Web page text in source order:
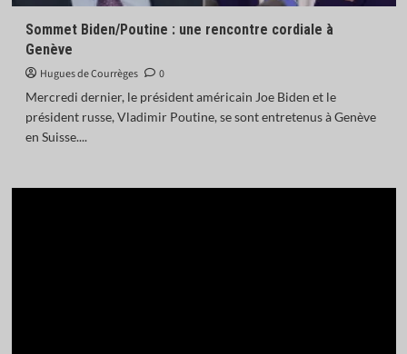
Sommet Biden/Poutine : une rencontre cordiale à
Genève
Hugues de Courrèges
0
Mercredi dernier, le président américain Joe Biden et le
président russe, Vladimir Poutine, se sont entretenus à Genève
en Suisse....